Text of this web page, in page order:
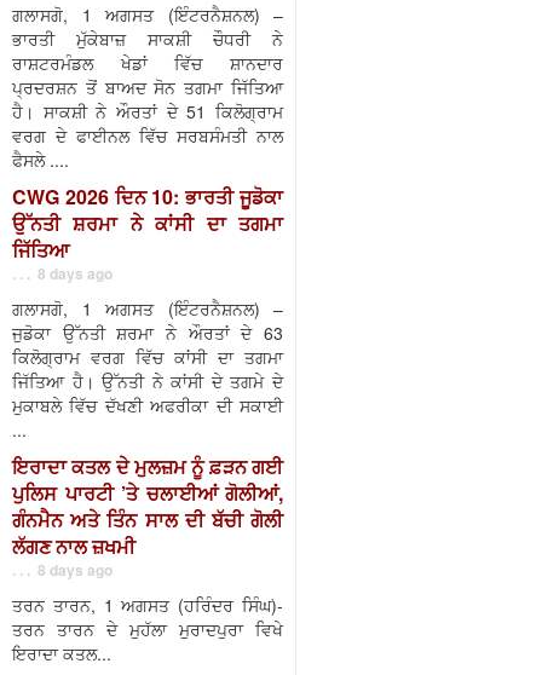
ਗਲਾਸਗੋ, 1 ਅਗਸਤ (ਇੰਟਰਨੈਸ਼ਨਲ) –
ਭਾਰਤੀ ਮੁੱਕੇਬਾਜ਼ ਸਾਕਸ਼ੀ ਚੌਧਰੀ ਨੇ
ਰਾਸ਼ਟਰਮੰਡਲ ਖੇਡਾਂ ਵਿੱਚ ਸ਼ਾਨਦਾਰ
ਪ੍ਰਦਰਸ਼ਨ ਤੋਂ ਬਾਅਦ ਸੋਨ ਤਗਮਾ ਜਿੱਤਿਆ
ਹੈ। ਸਾਕਸ਼ੀ ਨੇ ਔਰਤਾਂ ਦੇ 51 ਕਿਲੋਗ੍ਰਾਮ
ਵਰਗ ਦੇ ਫਾਈਨਲ ਵਿੱਚ ਸਰਬਸੰਮਤੀ ਨਾਲ
ਫੈਸਲੇ ....
CWG 2026 ਦਿਨ 10: ਭਾਰਤੀ ਜੂਡੋਕਾ
ਉੱਨਤੀ ਸ਼ਰਮਾ ਨੇ ਕਾਂਸੀ ਦਾ ਤਗਮਾ
ਜਿੱਤਿਆ
. . . 8 days ago
ਗਲਾਸਗੋ, 1 ਅਗਸਤ (ਇੰਟਰਨੈਸ਼ਨਲ) –
ਜੁਡੋਕਾ ਉੱਨਤੀ ਸ਼ਰਮਾ ਨੇ ਔਰਤਾਂ ਦੇ 63
ਕਿਲੋਗ੍ਰਾਮ ਵਰਗ ਵਿੱਚ ਕਾਂਸੀ ਦਾ ਤਗਮਾ
ਜਿੱਤਿਆ ਹੈ। ਉੱਨਤੀ ਨੇ ਕਾਂਸੀ ਦੇ ਤਗਮੇ ਦੇ
ਮੁਕਾਬਲੇ ਵਿੱਚ ਦੱਖਣੀ ਅਫਰੀਕਾ ਦੀ ਸਕਾਈ
...
ਇਰਾਦਾ ਕਤਲ ਦੇ ਮੁਲਜ਼ਮ ਨੂੰ ਫ਼ੜਨ ਗਈ
ਪੁਲਿਸ ਪਾਰਟੀ ’ਤੇ ਚਲਾਈਆਂ ਗੋਲੀਆਂ,
ਗੰਨਮੈਨ ਅਤੇ ਤਿੰਨ ਸਾਲ ਦੀ ਬੱਚੀ ਗੋਲੀ
ਲੱਗਣ ਨਾਲ ਜ਼ਖਮੀ
. . . 8 days ago
ਤਰਨ ਤਾਰਨ, 1 ਅਗਸਤ (ਹਰਿੰਦਰ ਸਿੰਘ)-
ਤਰਨ ਤਾਰਨ ਦੇ ਮੁਹੱਲਾ ਮੁਰਾਦਪੁਰਾ ਵਿਖੇ
ਇਰਾਦਾ ਕਤਲ...